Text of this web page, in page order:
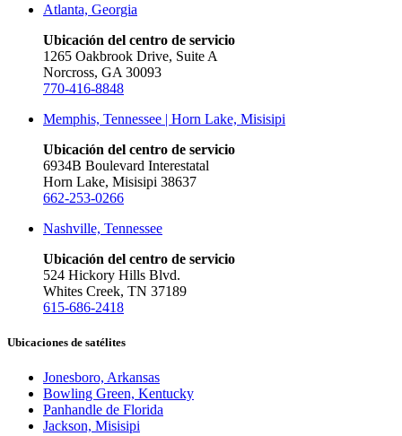
Atlanta, Georgia
Ubicación del centro de servicio
1265 Oakbrook Drive, Suite A
Norcross, GA 30093
770-416-8848
Memphis, Tennessee | Horn Lake, Misisipi
Ubicación del centro de servicio
6934B Boulevard Interestatal
Horn Lake, Misisipi 38637
662-253-0266
Nashville, Tennessee
Ubicación del centro de servicio
524 Hickory Hills Blvd.
Whites Creek, TN 37189
615-686-2418
Ubicaciones de satélites
Jonesboro, Arkansas
Bowling Green, Kentucky
Panhandle de Florida
Jackson, Misisipi